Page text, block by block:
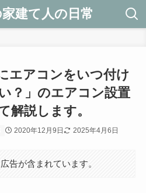
建て人の日常
エアコンをいつ付け
？」のエアコン設置
解説します。
2020年12月9日 2025年4月6日
告が含まれています。